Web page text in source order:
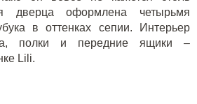
дверца оформлена четырьмя
в оттенках сепии. Интерьер
полки и передние ящики –
Lili.